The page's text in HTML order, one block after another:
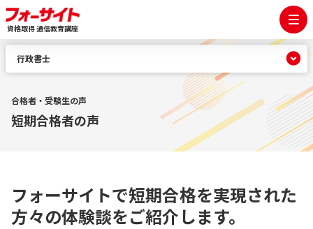
資格取得 通信教育講座
合格者・受験生の声
短期合格者の声
フォーサイトで短期合格を実現された
方々の体験談をご紹介します。
行政書士